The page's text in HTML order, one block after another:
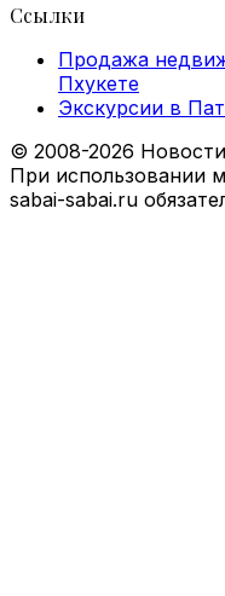
Ссылки
Продажа
Пхукете
Экскурсии в
© 2008-2026
При использовании
sabai-sabai.ru